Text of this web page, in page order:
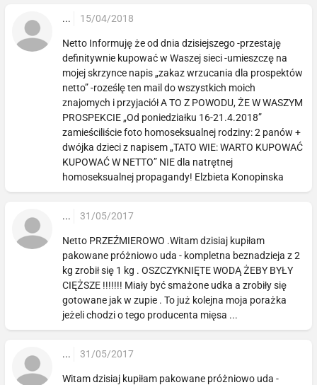
... 15/04/2018
Netto Informuję że od dnia dzisiejszego -przestaję
definitywnie kupować w Waszej sieci -umieszczę na
mojej skrzynce napis „zakaz wrzucania dla prospektów
netto” -roześlę ten mail do wszystkich moich
znajomych i przyjaciół A TO Z POWODU, ŻE W WASZYM
PROSPEKCIE „Od poniedziałku 16-21.4.2018”
zamieściliście foto homoseksualnej rodziny: 2 panów +
dwójka dzieci z napisem „TATO WIE: WARTO KUPOWAĆ
KUPOWAĆ W NETTO” NIE dla natrętnej
homoseksualnej propagandy! Elzbieta Konopinska
... 31/05/2017
Netto PRZEŹMIEROWO .Witam dzisiaj kupiłam
pakowane próżniowo uda - kompletna beznadzieja z 2
kg zrobił się 1 kg . OSZCZYKNIĘTE WODĄ ŻEBY BYŁY
CIĘŻSZE !!!!!!! Miały być smażone udka a zrobiły się
gotowane jak w zupie . To już kolejna moja porażka
jeżeli chodzi o tego producenta mięsa ...
... 31/05/2017
Witam dzisiaj kupiłam pakowane próżniowo uda -